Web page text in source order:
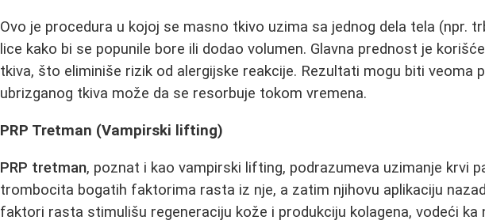
Ovo je procedura u kojoj se masno tkivo uzima sa jednog dela tela (npr.
lice kako bi se popunile bore ili dodao volumen. Glavna prednost je
tkiva, što eliminiše rizik od alergijske reakcije. Rezultati mogu biti veoma
ubrizganog tkiva može da se resorbuje tokom vremena.
PRP Tretman (Vampirski lifting)
PRP tretman, poznat i kao vampirski lifting, podrazumeva uzimanje krvi
trombocita bogatih faktorima rasta iz nje, a zatim njihovu aplikaciju
faktori rasta stimulišu regeneraciju kože i produkciju kolagena, vodeći ka